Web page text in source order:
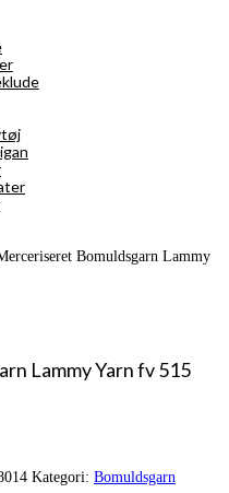
Bomuldsgarn Lammy
Lammy Yarn fv 515
Kategori: Bomuldsgarn